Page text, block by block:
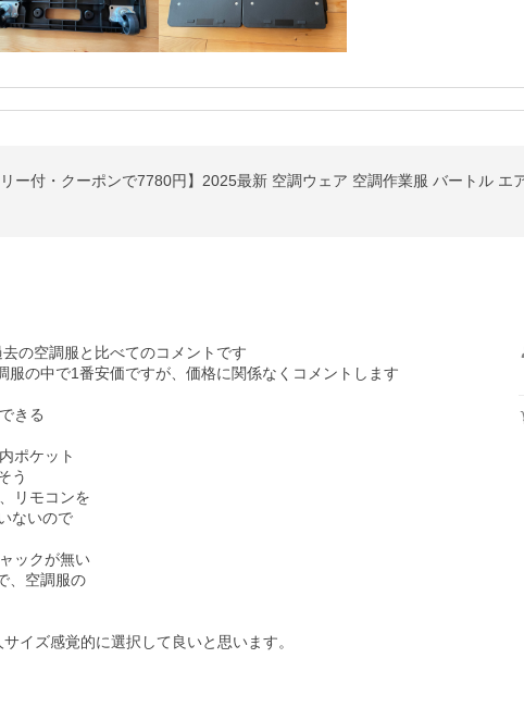
の空調服と比べてのコメントです
服の中で1番安価ですが、価格に関係なくコメントします
、空調服の
イズ感覚的に選択して良いと思います。